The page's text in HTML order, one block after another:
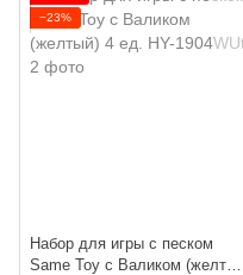
−23%
Набор для игры с песком
Same Toy с Валиком (желтый)